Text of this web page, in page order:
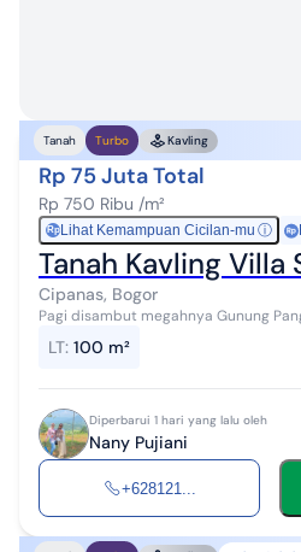
Tanah Turbo Kavling
Rp 75 Juta Total
Rp 750 Ribu /m²
Rp Lihat Kemampuan Cicilan-mu ⓘ
Tanah Kavling
Cipanas, Bogor
Pagi disambut megahnya Gunung Pangrango.
SIMFONI PANGRANGO VIEW, ka...
LT: 100 m²
Diperbarui 1 hari yang lalu oleh
Nany Pujiani
+628121...